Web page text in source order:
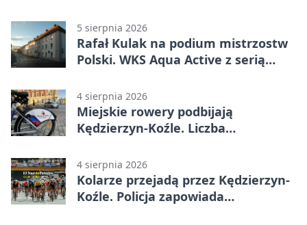
5 sierpnia 2026
Rafał Kulak na podium mistrzostw
Polski. WKS Aqua Active z serią
4 sierpnia 2026
Miejskie rowery podbijają
Kędzierzyn-Koźle. Liczba
4 sierpnia 2026
Kolarze przejadą przez Kędzierzyn-
Koźle. Policja zapowiada